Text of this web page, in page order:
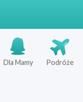
Dla Mamy Podróże